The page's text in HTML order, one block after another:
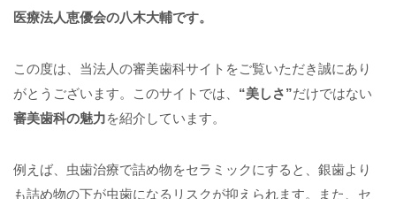
医療法人恵優会の八木大輔です。
この度は、当法人の審美歯科サイトをご覧いただき誠にあり
がとうございます。このサイトでは、 “美しさ”だけではない
審美歯科の魅力を紹介しています。
例えば、虫歯治療で詰め物をセラミックにすると、銀歯より
も詰め物の下が虫歯になるリスクが抑えられます。また、セ